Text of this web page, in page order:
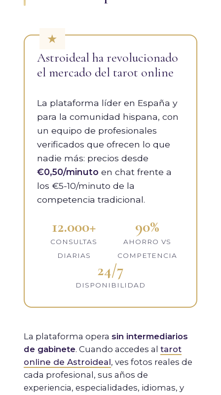
Astroideal ha revolucionado
el mercado del tarot online
La plataforma líder en España y
para la comunidad hispana, con
un equipo de profesionales
verificados que ofrecen lo que
nadie más: precios desde
€0,50/minuto en chat frente a
los €5-10/minuto de la
competencia tradicional.
12.000+
CONSULTAS
DIARIAS
90%
AHORRO VS
COMPETENCIA
24/7
DISPONIBILIDAD
La plataforma opera sin intermediarios
de gabinete. Cuando accedes altarot
online de Astroideal, ves fotos reales de
cada profesional, sus años de
experiencia, especialidades, idiomas, y